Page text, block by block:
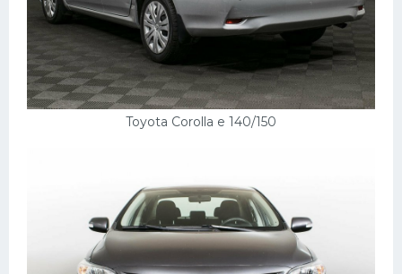
Toyota Corolla e 140/150